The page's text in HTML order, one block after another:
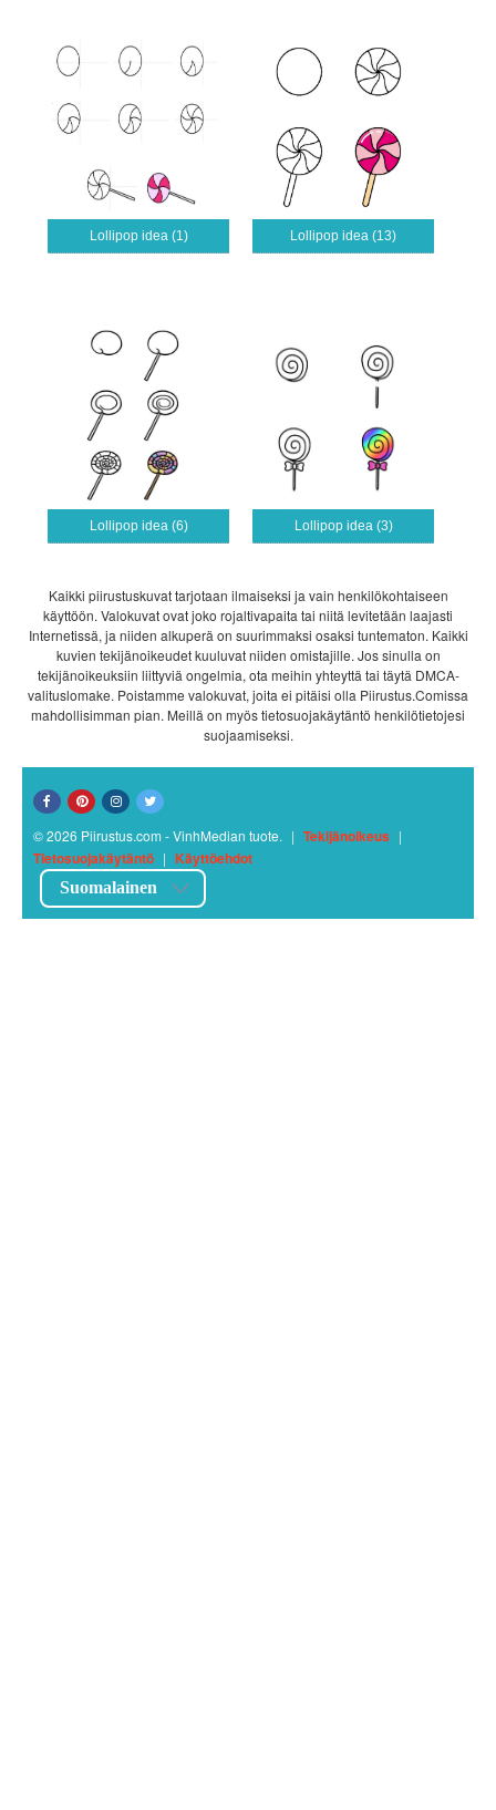
Lollipop idea (1) Lollipop idea (13)
Lollipop idea (6) Lollipop idea (3)
Kaikki piirustuskuvat tarjotaan ilmaiseksi ja vain henkilökohtaiseen
käyttöön. Valokuvat ovat joko rojaltivapaita tai niitä levitetään laajasti
Internetissä, ja niiden alkuperä on suurimmaksi osaksi tuntematon. Kaikki
kuvien tekijänoikeudet kuuluvat niiden omistajille. Jos sinulla on
tekijänoikeuksiin liittyviä ongelmia, ota meihin yhteyttä tai täytä DMCA-
valituslomake. Poistamme valokuvat, joita ei pitäisi olla Piirustus.Comissa
mahdollisimman pian. Meillä on myös tietosuojakäytäntö henkilötietojesi
suojaamiseksi.
© 2026 Piirustus.com - VinhMedian tuote. | Tekijänoikeus |
Tietosuojakäytäntö | Käyttöehdot
Suomalainen